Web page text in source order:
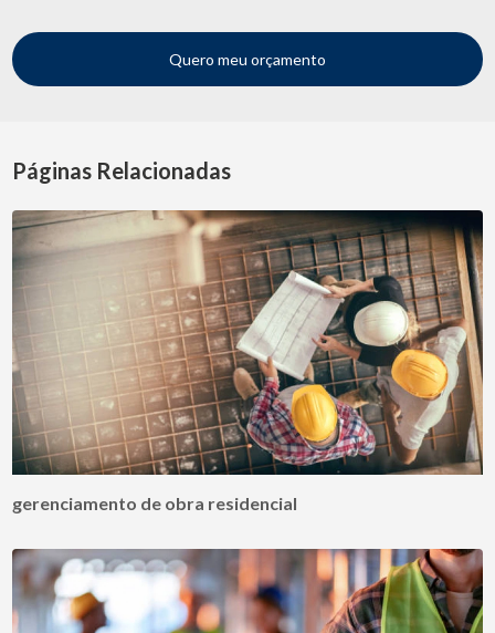
Quero meu orçamento
Páginas Relacionadas
gerenciamento de obra residencial